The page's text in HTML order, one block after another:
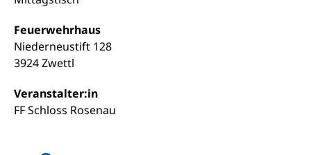
Feuerwehrhaus
Niederneustift 128
3924 Zwettl
Veranstalter:in
FF Schloss Rosenau